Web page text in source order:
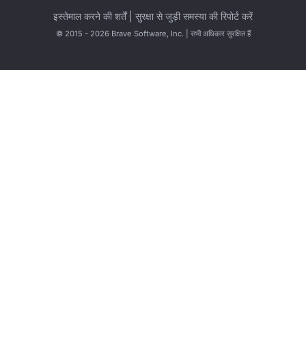
इस्तेमाल करने की शर्तें| सुरक्षा से जुड़ी समस्या की रिपोर्ट करें
© 2015 - 2026 Brave Software, Inc. | सभी अधिकार सुरक्षित हैं